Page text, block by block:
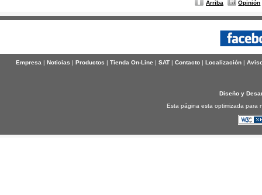
Arriba Opinión
Empresa| Noticias | Productos | Tienda On-Line | SAT| Contacto| Localización|
Diseño y
Esta página esta optimizada para